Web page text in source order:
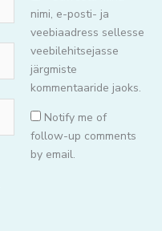
nimi, e-posti- ja
veebiaadress sellesse
veebilehitsejasse
järgmiste
kommentaaride jaoks.
Notify me of
follow-up comments
by email.